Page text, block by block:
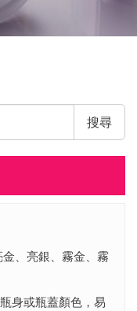
搜尋
、亮銀、霧金、霧
身或瓶蓋顏色，易